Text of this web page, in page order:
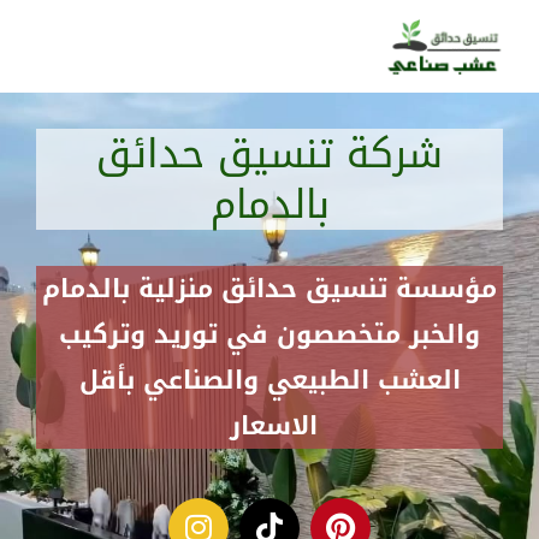
شركة تنسيق حدائق
بالدمام
مؤسسة تنسيق حدائق منزلية بالدمام
والخبر متخصصون في توريد وتركيب
العشب الطبيعي والصناعي بأقل
الاسعار
P
T
I